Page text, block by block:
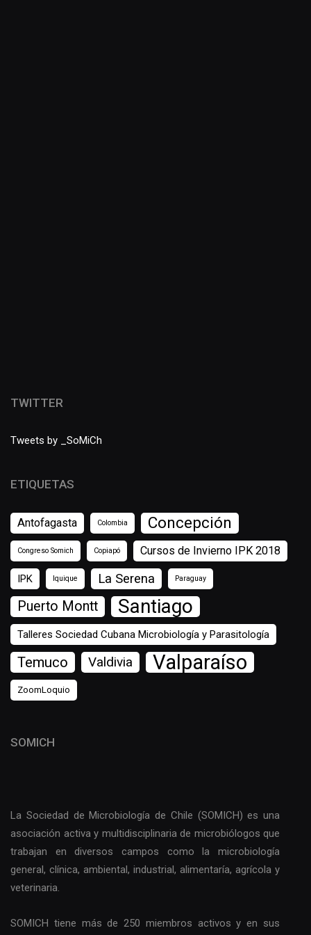
SOMICH
La Sociedad de Microbiología de Chile (SOMICH) es una
asociación activa y multidisciplinaria de microbiólogos que
trabajan en diversos campos como la microbiología
general, clínica, ambiental, industrial, alimentaría, agrícola y
veterinaria.
SOMICH tiene más de 250 miembros activos y en sus
TWITTER
Tweets by _SoMiCh
ETIQUETAS
Antofagasta Colombia Concepción
Congreso Somich Copiapó Cursos de Invierno IPK 2018
IPK Iquique La Serena Paraguay
Puerto Montt Santiago
Talleres Sociedad Cubana Microbiología y Parasitología
Temuco Valdivia Valparaíso
ZoomLoquio